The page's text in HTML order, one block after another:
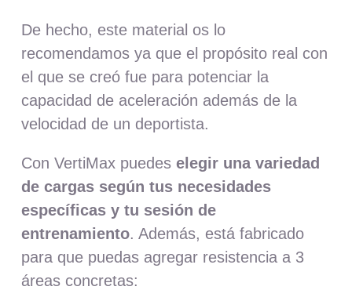
De hecho, este material os lo
recomendamos ya que el propósito real con
el que se creó fue para potenciar la
capacidad de aceleración además de la
velocidad de un deportista.
Con VertiMax puedeselegir una variedad
de cargas según tus necesidades
específicas y tu sesión de
entrenamiento. Además, está fabricado
para que puedas agregar resistencia a 3
áreas concretas: